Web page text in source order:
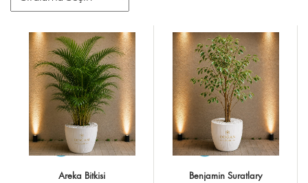
Areka Bitkisi Benjamin Suratlary